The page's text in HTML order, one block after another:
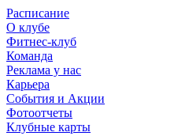
Расписание
О клубе
Фитнес-клуб
Команда
Реклама у нас
Карьера
События и Акции
Фотоотчеты
Клубные карты